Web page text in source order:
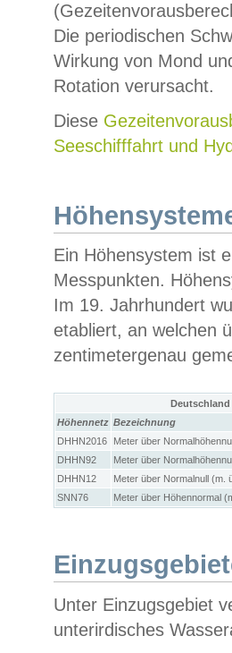
Die periodischen
Wirkung von Mond
Rotation verursacht.
Diese
Seeschifffahrt und
Ein Höhensystem ist
Messpunkten.
Im 19. Jahrhundert
etabliert, an welchen
zentimetergenau
Höhennetz Bezeichnung
DHHN2016
Meter über
DHHN92
Meter über
DHHN12
Meter über Normalnull (m.
SNN76
Meter über Höhennormal
Unter Einzugsgebiet
unterirdisches